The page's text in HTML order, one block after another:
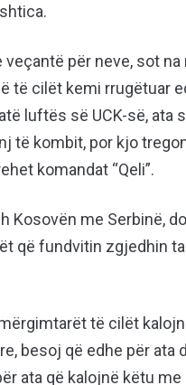
veçantë për neve, sot
të cilët kemi rrugëtuar
luftës së UCK-së, ata
të kombit, por kjo
komandat “Qeli”.
Kosovën me Serbinë,
që fundvitin zgjedhin
të cilët
besoj që edhe për ata
ata që kalojnë këtu